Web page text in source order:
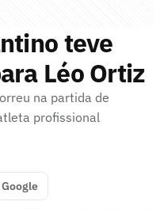
teve
Léo Ortiz
na partida de
profissional